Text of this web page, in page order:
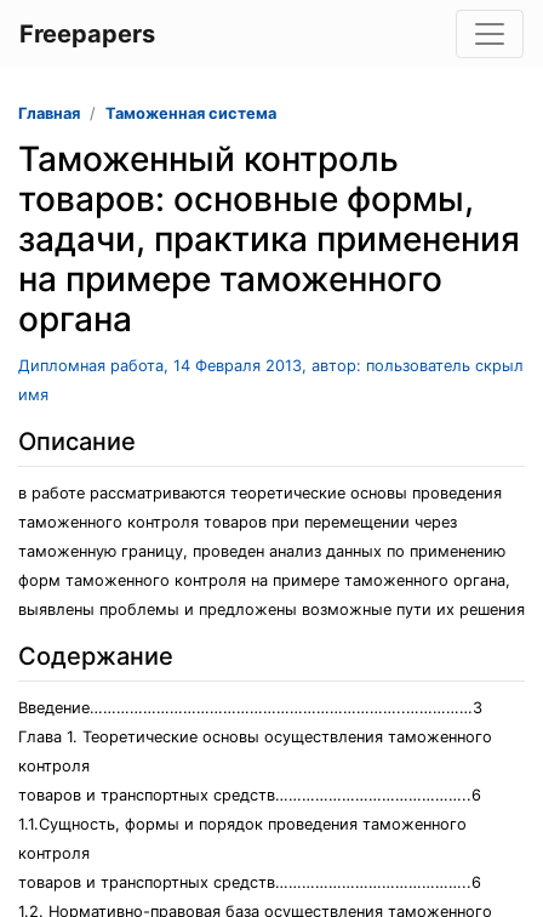
Freepapers
Главная Таможенная система
Таможенный контроль
товаров: основные формы,
задачи, практика применения
на примере таможенного
органа
Дипломная работа, 14 Февраля 2013, автор: пользователь скрыл
имя
Описание
в работе рассматриваются теоретические основы проведения
таможенного контроля товаров при перемещении через
таможенную границу, проведен анализ данных по применению
форм таможенного контроля на примере таможенного органа,
выявлены проблемы и предложены возможные пути их решения
Содержание
Введение……………………………………………………………..……………3
Глава 1. Теоретические основы осуществления таможенного
контроля
товаров и транспортных средств……………………………………..6
1.1.Сущность, формы и порядок проведения таможенного
контроля
товаров и транспортных средств……………………………………..6
1.2. Нормативно-правовая база осуществления таможенного